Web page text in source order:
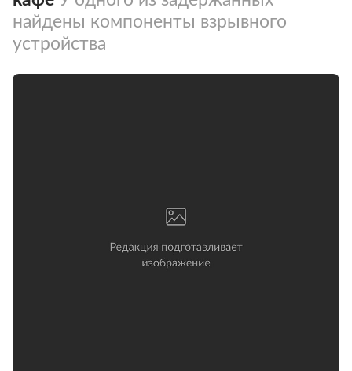
найдены компоненты взрывного
устройства